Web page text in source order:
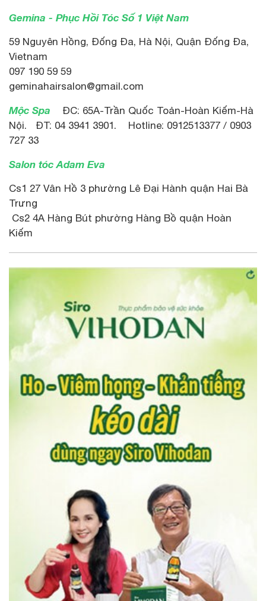
Gemina - Phục Hồi Tóc Số 1 Việt Nam
59 Nguyên Hồng, Đống Đa, Hà Nội, Quận Đống Đa,
Vietnam
097 190 59 59
geminahairsalon@gmail.com
Mộc Spa
ĐC: 65A-Trần Quốc Toản-Hoàn Kiếm-Hà
Nội. ĐT: 04 3941 3901. Hotline: 0912513377 / 0903
727 33
Salon tóc Adam Eva
Cs1 27 Vân Hồ 3 phường Lê Đại Hành quận Hai Bà
Trưng
Cs2 4A Hàng Bút phường Hàng Bồ quận Hoàn
Kiếm